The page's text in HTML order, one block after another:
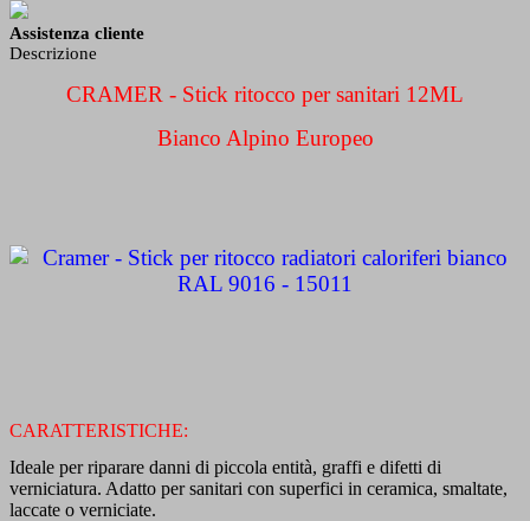
Assistenza cliente
Descrizione
CRAMER - Stick ritocco per sanitari 12ML
Bianco Alpino Europeo
CARATTERISTICHE:
Ideale per riparare danni di piccola entità, graffi e difetti di
verniciatura. Adatto per sanitari con superfici in ceramica, smaltate,
laccate o verniciate.